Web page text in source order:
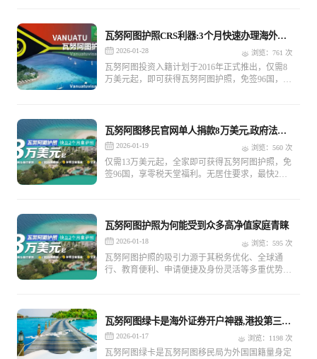
瓦努阿图护照CRS利器:3个月快速办理海外小
国护照
2026-01-28 浏览：761 次
瓦努阿图投资入籍计划于2016年正式推出，仅需8
万美元起，即可获得瓦努阿图护照，免签96国，享
瓦努阿图移民官网单人捐款8万美元,政府法案
支持2026-01-19 浏览：560 次
仅需13万美元起，全家即可获得瓦努阿图护照，免
签96国，享零税天堂福利。无居住要求，最快2个
瓦努阿图护照为何能受到众多高净值家庭青睐
2026-01-18 浏览：595 次
瓦努阿图护照的吸引力源于其税务优化、全球通
行、教育便利、申请便捷及身份灵活等多重优势的
择。
瓦努阿图绿卡是海外证券开户神器,港投第三国
永居身份理想选择
2026-01-17 浏览：1198 次
瓦努阿图绿卡是瓦努阿图移民局为外国国籍量身定